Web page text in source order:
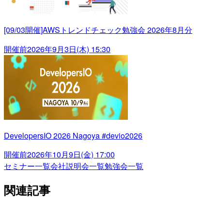
[09/03開催]AWSトレンドチェック勉強会 2026年8月分
開催前2026年9月3日(木) 15:30
DevelopersIO 2026 Nagoya #devio2026
開催前2026年10月9日(金) 17:00
セミナー一覧会社説明会一覧勉強会一覧
関連記事